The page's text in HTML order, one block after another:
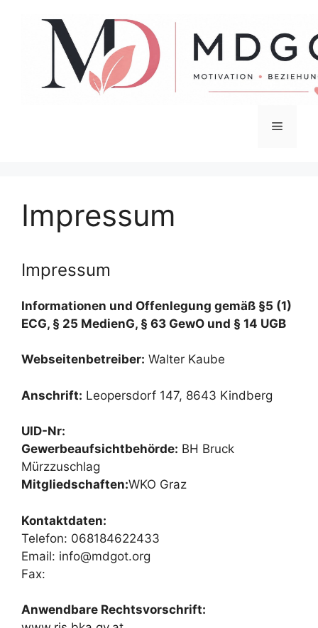
Menü
Impressum
Impressum
Informationen und Offenlegung gemäß §5 (1)
ECG, § 25 MedienG, § 63 GewO und § 14 UGB
Webseitenbetreiber: Walter Kaube
Anschrift: Leopersdorf 147, 8643 Kindberg
UID-Nr:
Gewerbeaufsichtbehörde: BH Bruck
Mürzzuschlag
Mitgliedschaften:WKO Graz
Kontaktdaten:
Telefon: 068184622433
Email: info@mdgot.org
Fax:
Anwendbare Rechtsvorschrift: